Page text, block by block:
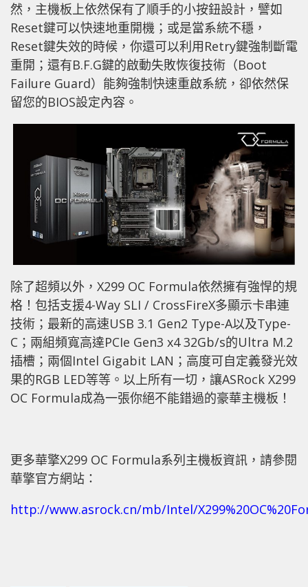
然，主機板上依然保有了順手的小按鈕設計，譬如
Reset鍵可以快速地重開機；或是當系統不穩，
Reset鍵失效的時候，你還可以利用Retry鍵強制斷電
重開；還有B.F.G鍵的啟動失敗恢復技術（Boot
Failure Guard）能夠強制快速重啟系統，卻依然保
留您的BIOS設定內容。
除了超頻以外，X299 OC Formula依然擁有強悍的規
格！包括支援4-Way SLI / CrossFireX多顯示卡串連
技術；最新的高速USB 3.1 Gen2 Type-A以及Type-
C；兩組頻寬高達PCIe Gen3 x4 32Gb/s的Ultra M.2
插槽；兩個Intel Gigabit LAN；高度可自定義發光效
果的RGB LED等等。以上所有一切，讓ASRock X299
OC Formula成為一張你絕不能錯過的豪華主機板！
更多華擎X299 OC Formula系列主機板資訊，請參閱
華擎官方網站：
http://www.asrock.cn/mb/Intel/